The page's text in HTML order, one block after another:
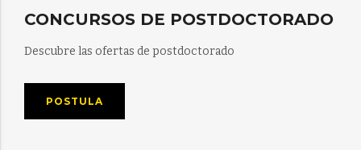
CONCURSOS DE POSTDOCTORADO
Descubre las ofertas de postdoctorado
POSTULA